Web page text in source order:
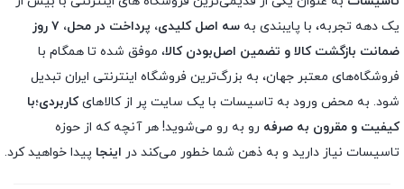
یک دهه تجربه، با پایبندی به
سه اصل کلیدی، پرداخت در محل، ۷ روز
ضمانت بازگشت کالا و تضمین اصل‌بودن کالا، موفق شده تا همگام با
فروشگاه‌های معتبر جهان، به بزرگ‌ترین فروشگاه اینترنتی ایران تبدیل
شود. به محض ورود به تاسیسات با یک سایت پر از کالاهایکاربردی؛با
کیفیت و مقرون به صرفه رو به رو می‌شوید! هر آنچه که از حوزه
تاسیسات نیاز دارید و به ذهن شما خطور می‌کند در اینجا پیدا خواهید کرد.